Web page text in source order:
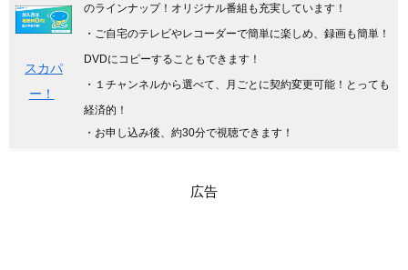
スカパ
ー！
のラインナップ！オリジナル番組も充実しています ！
・ご自宅のテレビやレコーダーで簡単に楽しめ、録画も簡単！
DVDにコピーすることもできます！
・１チャンネルから選べて、月ごとに契約変更可能！とっても
経済的！
・お申し込み後、約30分で視聴できます！
広告